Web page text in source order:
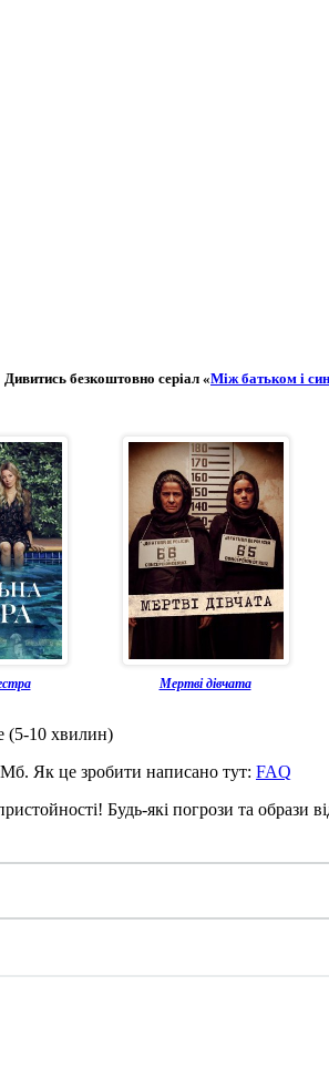
Дивитись безкоштовно серіал «Між батьком і
Мертві дівчата
(5-10 хвилин)
Як це зробити написано тут: FAQ
Будь-які погрози та образи